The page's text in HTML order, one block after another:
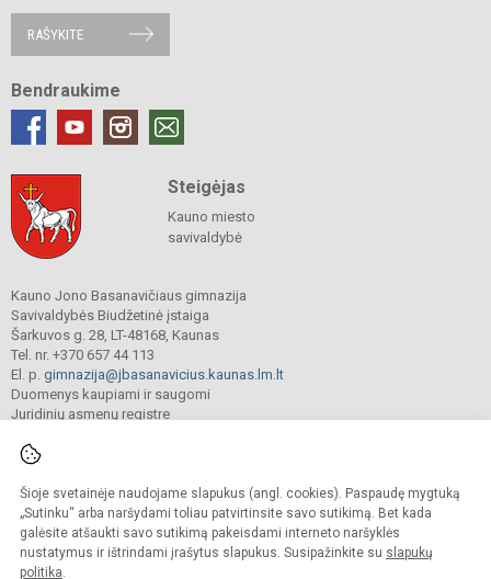
Šioje svetainėje naudojame slapukus (angl. cookies). Paspaudę mygtuką
„Sutinku“ arba naršydami toliau patvirtinsite savo sutikimą. Bet kada
galėsite atšaukti savo sutikimą pakeisdami interneto naršyklės
nustatymus ir ištrindami įrašytus slapukus. Susipažinkite su slapukų
politika.
RAŠYKITE
Bendraukime
Steigėjas
Kauno miesto
savivaldybė
Kauno Jono Basanavičiaus gimnazija
Savivaldybės Biudžetinė įstaiga
Šarkuvos g. 28, LT-48168, Kaunas
Tel. nr. +370 657 44 113
El. p. gimnazija@jbasanavicius.kaunas.lm.lt
Duomenys kaupiami ir saugomi
Juridinių asmenų registre
© 2018. Kauno Jono Basanavičiaus gimnazija. Visos teisės saugomos.
Kopijuoti turinį be raštiško gimnazijos sutikimo griežtai draudžiama.
Versija neįgaliesiems Slapukų valdymas